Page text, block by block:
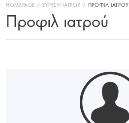
HOMEPAGE ΕΥΡΕΣΗ ΙΑΤΡΟΥ ΠΡΟΦΙΛ ΙΑΤΡΟΥ
Προφιλ ιατρού